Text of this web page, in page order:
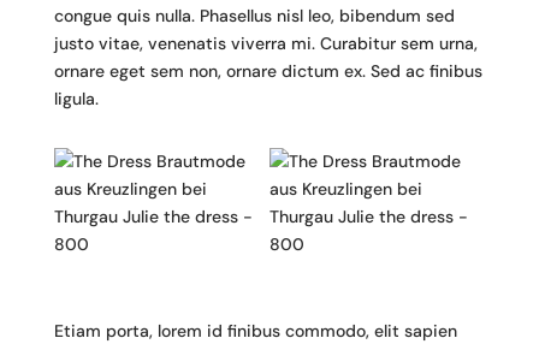
congue quis nulla. Phasellus nisl leo, bibendum sed
justo vitae, venenatis viverra mi. Curabitur sem urna,
ornare eget sem non, ornare dictum ex. Sed ac finibus
ligula.
Etiam porta, lorem id finibus commodo, elit sapien